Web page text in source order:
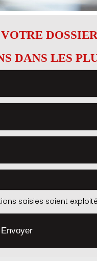
DANS LES
saisies soient